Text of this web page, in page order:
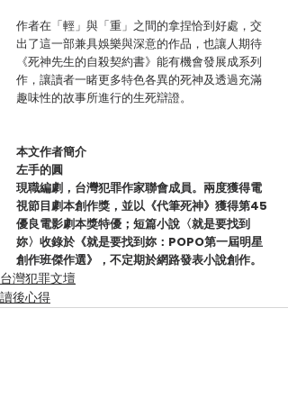
作者在「輕」與「重」之間的拿捏恰到好處，交
出了這一部兼具娛樂與深意的作品，也讓人期待
《死神先生的自殺契約書》能有機會發展成系列
作，讓讀者一睹更多特色各異的死神及透過充滿
趣味性的故事所進行的生死辯證。
本文作者簡介
左手的圓
現職編劇，台灣犯罪作家聯會成員。兩度獲得電
視節目劇本創作獎，並以《代筆死神》獲得第45
優良電影劇本獎特優；短篇小說〈就是要找到
妳〉收錄於《就是要找到妳：POPO第一屆明星
創作班傑作選》，不定期於網路發表小說創作。
台灣犯罪文壇
讀後心得